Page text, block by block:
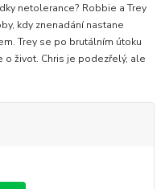
netolerance? Robbie a Trey
kdy znenadání nastane
Trey se po brutálním útoku
o život. Chris je podezřelý, ale